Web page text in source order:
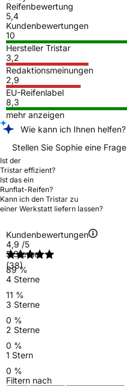
Reifenbewertung
5,4
Kundenbewertungen
10
Hersteller Tristar
3,2
Redaktionsmeinungen
2,9
EU-Reifenlabel
8,3
mehr anzeigen
Wie kann ich Ihnen helfen?
Stellen Sie Sophie eine Frage
Ist der
Tristar effizient?
Ist das ein
Runflat-Reifen?
Kann ich den Tristar zu
einer Werkstatt liefern lassen?
Kundenbewertungen
4,9 /5
(38)
5 Sterne
89 %
4 Sterne
11 %
3 Sterne
0 %
2 Sterne
0 %
1 Stern
0 %
Filtern nach